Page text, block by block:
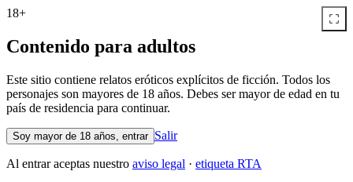
18+
Contenido para adultos
Este sitio contiene relatos eróticos explícitos de ficción. Todos los
personajes son mayores de 18 años. Debes ser mayor de edad en tu
país de residencia para continuar.
Soy mayor de 18 años, entrar Salir
Al entrar aceptas nuestro aviso legal · etiqueta RTA